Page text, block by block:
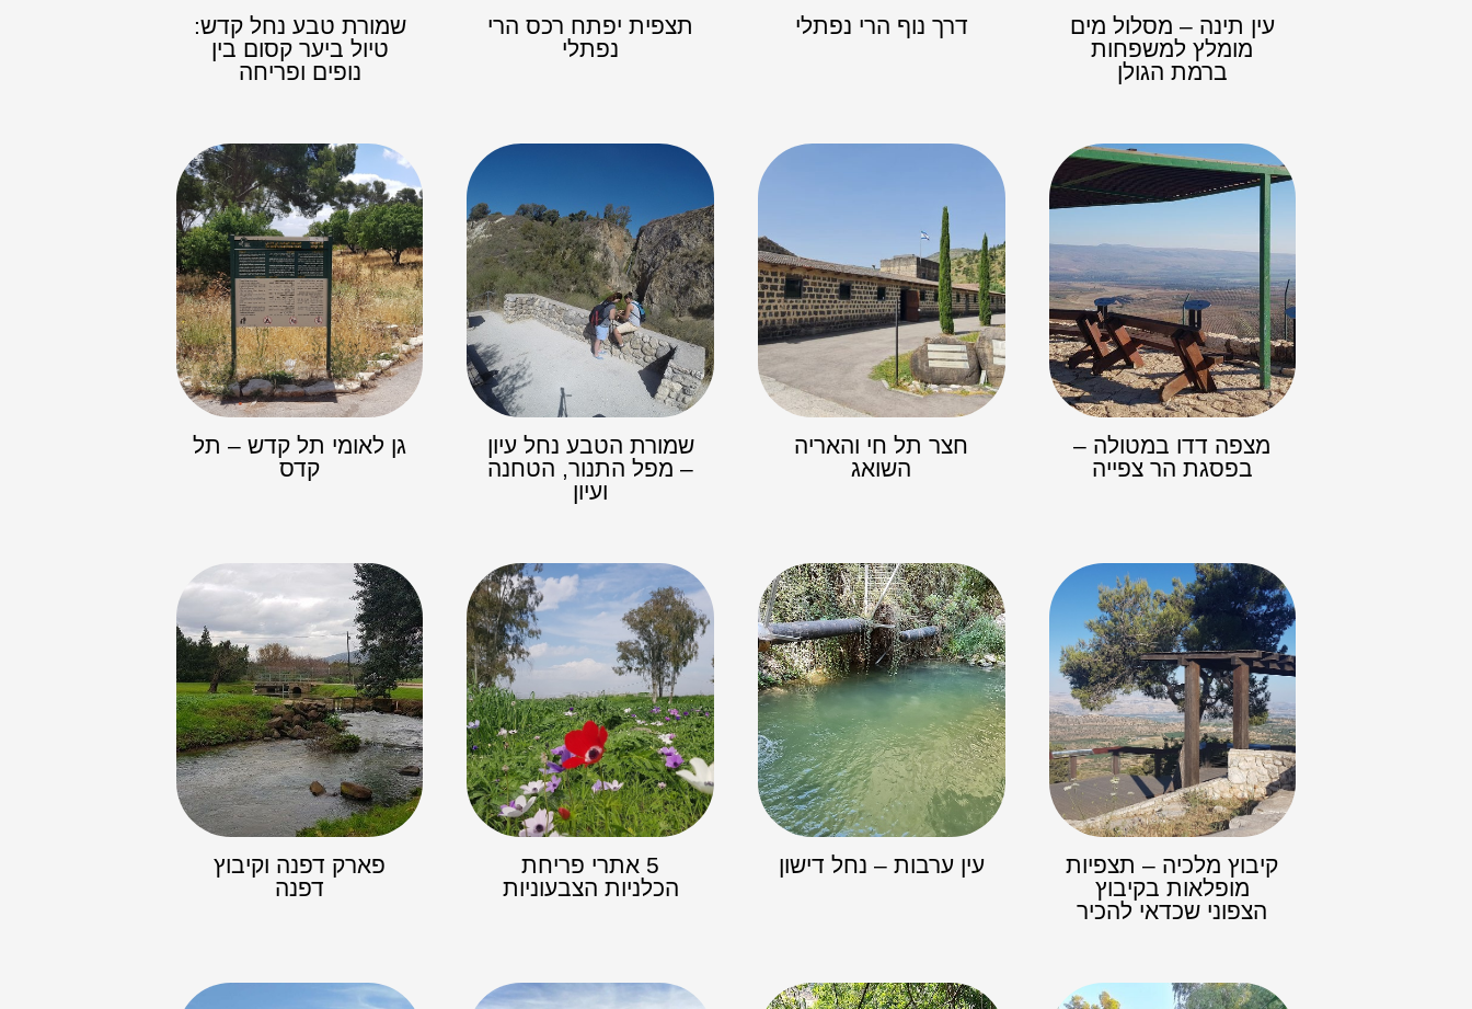
עין תינה – מסלול מים
מומלץ למשפחות
ברמת הגולן
דרך נוף הרי נפתלי
תצפית יפתח רכס הרי
נפתלי
שמורת טבע נחל קדש:
טיול ביער קסום בין
נופים ופריחה
מצפה דדו במטולה –
בפסגת הר צפייה
חצר תל חי והאריה
השואג
שמורת הטבע נחל עיון
– מפל התנור, הטחנה
ועיון
גן לאומי תל קדש – תל
קדס
קיבוץ מלכיה – תצפיות
מופלאות בקיבוץ
הצפוני שכדאי להכיר
עין ערבות – נחל דישון
5 אתרי פריחת
הכלניות הצבעוניות
פארק דפנה וקיבוץ
דפנה